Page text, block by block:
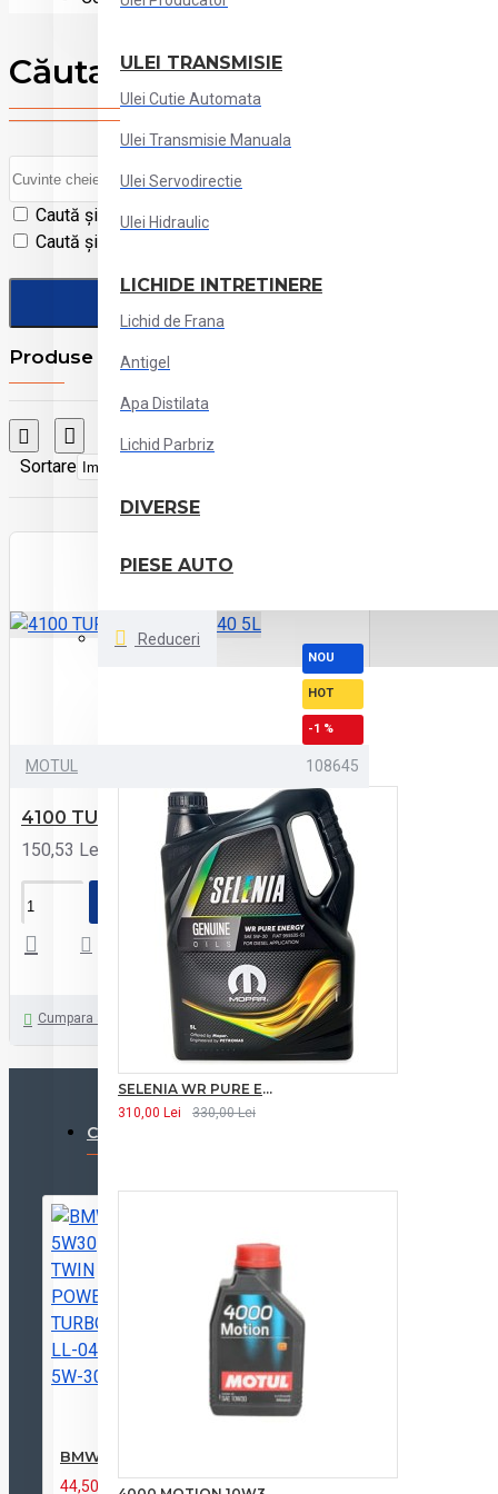
ULEI TRANSMISIE
Ulei Cutie Automata
Ulei Transmisie Manuala
Ulei Servodirectie
Ulei Hidraulic
LICHIDE INTRETINERE
Lichid de Frana
Antigel
Apa Distilata
Lichid Parbriz
DIVERSE
PIESE AUTO
Reduceri
SELENIA WR PURE ENERGY 5W30 5L
310,00 Lei 330,00 Lei
Căutare
Caută și în subcategorii
Caută și în descrierea produselor
Produse ce îndeplinesc criteriile de căutare
Comparare produse
Sortare
NOU
HOT
-1 %
MOTUL 108645
4100 TURBOLIGHT 10W40 5L
150,53 Lei
151,83 Lei
ADAUGĂ ÎN COŞ
Cumpara acum Intreaba despre ...
CELE MAI VĂZUTE
BMW 5W30 TWIN POWER TURBO LL-04 5W-30 1L
44,50 Lei 54,64 Lei